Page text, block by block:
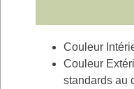
Couleur
Couleur
standards au